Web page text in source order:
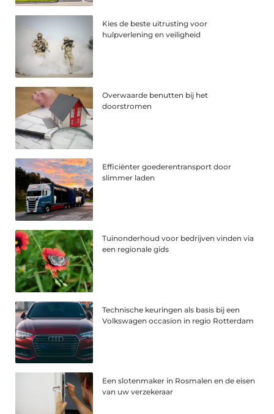
Kies de beste uitrusting voor
hulpverlening en veiligheid
Overwaarde benutten bij het
doorstromen
Efficiënter goederentransport door
slimmer laden
Tuinonderhoud voor bedrijven vinden via
een regionale gids
Technische keuringen als basis bij een
Volkswagen occasion in regio Rotterdam
Een slotenmaker in Rosmalen en de eisen
van uw verzekeraar